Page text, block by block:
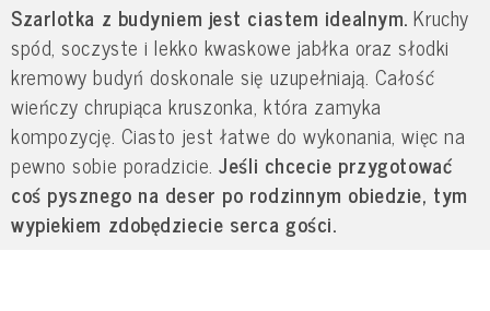
Szarlotka z budyniem jest ciastem idealnym.Kruchy
spód, soczyste i lekko kwaskowe jabłka oraz słodki
kremowy budyń doskonale się uzupełniają. Całość
wieńczy chrupiąca kruszonka, która zamyka
kompozycję. Ciasto jest łatwe do wykonania, więc na
pewno sobie poradzicie.Jeśli chcecie przygotować
coś pysznego na deser po rodzinnym obiedzie, tym
wypiekiem zdobędziecie serca gości.